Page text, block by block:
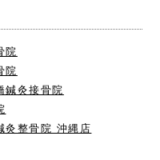
院
院
鍼灸接骨院
灸整骨院 沖縄店